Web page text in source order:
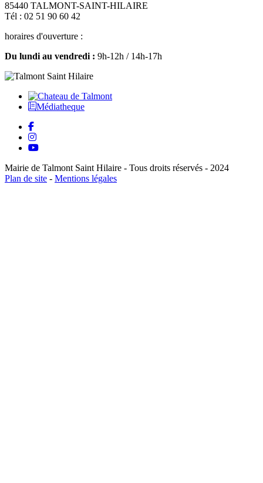
85440 TALMONT-SAINT-HILAIRE
Tél : 02 51 90 60 42
horaires d'ouverture :
Du lundi au vendredi : 9h-12h / 14h-17h
Médiatheque
Mairie de Talmont Saint Hilaire - Tous droits réservés - 2024
Plan de site - Mentions légales